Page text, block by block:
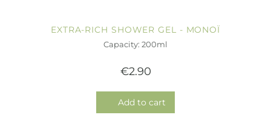
EXTRA-RICH SHOWER GEL - MONOÏ
Capacity: 200ml
€2.90
Add to cart